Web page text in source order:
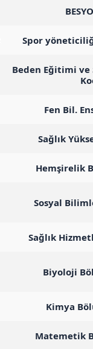
Spor
Beden Eğitimi
Fen Bil.
Sağlık
Hemşirelik
Sosyal
Sağlık
Biyoloji
Kimya
Matemetik